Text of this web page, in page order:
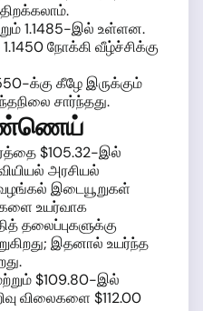
1.1485-இல் உள்ளன.
நோக்கி வீழ்ச்சிக்கு
க்கு கீழே இருக்கும்
சார்ந்தது.
$105.32-இல்
அரசியல்
இடையூறுகள்
உயர்வாக
தலைப்புகளுக்கு
இதனால் உயர்ந்த
$109.80-இல்
விலைகளை $112.00